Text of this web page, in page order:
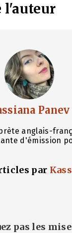
l'auteur
Panev
anglais-
d'émission
par
pas les